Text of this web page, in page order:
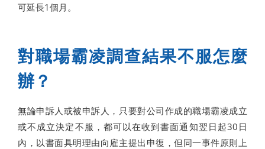
可延長1個月。
對職場霸凌調查結果不服怎麼
辦？
無論申訴人或被申訴人，只要對公司作成的職場霸凌成立
或不成立決定不服，都可以在收到書面通知翌日起30日
內，以書面具明理由向雇主提出申復，但同一事件原則上